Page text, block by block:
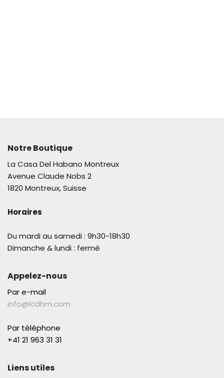
Notre Boutique
La Casa Del Habano Montreux
Avenue Claude Nobs 2
1820 Montreux, Suisse
Horaires
Du mardi au samedi : 9h30-18h30
Dimanche & lundi : fermé
Appelez-nous
Par e-mail
info@lcdhm.com
Par téléphone
+41 21 963 31 31​
Liens utiles